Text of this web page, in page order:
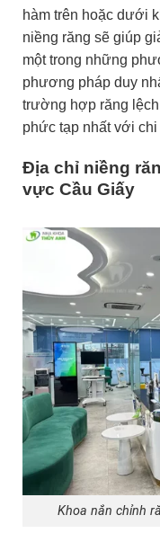
hàm trên hoặc dưới
niềng răng sẽ giúp
một trong những
phương pháp duy
trường hợp răng
phức tạp nhất với
Địa chỉ niềng
vực Cầu Giấy
Khoa nắn chỉnh